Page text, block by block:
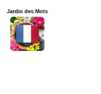
Jardin des Mots